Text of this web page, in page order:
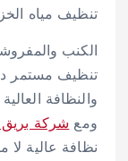
تنظيف مياه
الكنب
تنظيف مستمر
والنظافة
ومع شركة بريق
نظافة عالية لا